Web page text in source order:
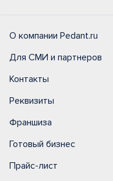
О компании Pedant.ru
Для СМИ и партнеров
Контакты
Реквизиты
Франшиза
Готовый бизнес
Прайс-лист